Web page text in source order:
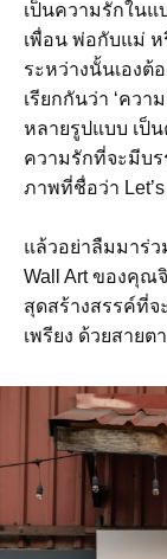
เป็นความรักในแ
เพื่อน พ่อกับแม่ ห
ระหว่างนั้นเองต้
เรียกกันว่า ‘ควา
หลายรูปแบบ เป็
ความรักที่จะมีบร
ภาพที่ชื่อว่า
แล้วอย่าลืมมาร่ว
Wall Art ของคุณจิ
สุดสร้างสรรค์ที่
เพรียง ด้วยสายต